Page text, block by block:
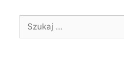
Szukaj: